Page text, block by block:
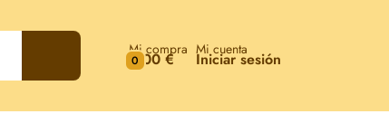
0
Mi compra
0,00 € Mi cuenta
Iniciar sesión